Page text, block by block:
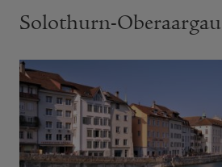
Solothurn-Oberaargau